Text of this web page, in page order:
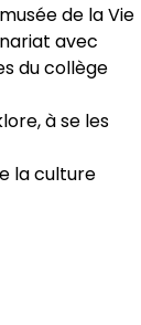
de la Vie
avec
du collège
à se les
la culture